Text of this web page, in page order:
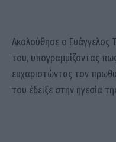
Ακολούθησε ο Ευάγγελος
του, υπογραμμίζοντας
ευχαριστώντας τον
του έδειξε στην ηγεσία